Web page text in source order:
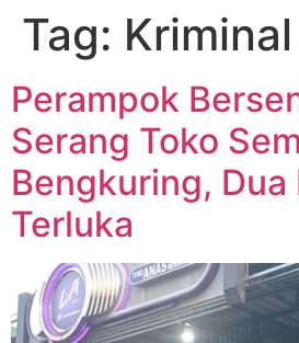
Tag: Kriminal
Perampok
Serang Toko
Bengkuring, Dua
Terluka